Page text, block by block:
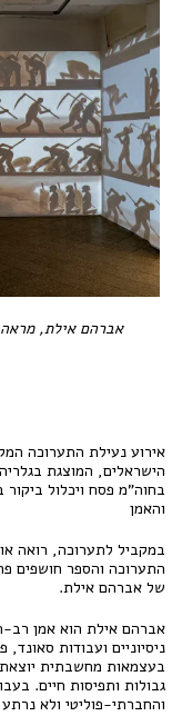
אברהם אילת, מראה
אירוע נעילת התערוכה
הישראלים, המוצגת בגלריה
בחוה"מ פסח ויכלול
והאמן
במקביל לתערוכה, רואה
התערוכה והספר חושפים
של אברהם אילת.
אברהם אילת הוא אמן רב-
ניסיוניים ועבודות סאונד,
בעצמאות מחשבתית
גבולות ותפיסות חיים.
והחברתי-פוליטי ולא